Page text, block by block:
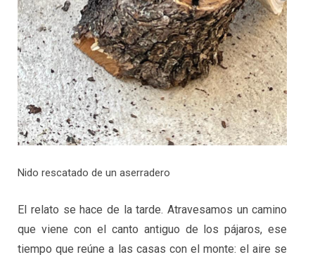
Nido rescatado de un aserradero
El relato se hace de la tarde. Atravesamos un camino
que viene con el canto antiguo de los pájaros, ese
tiempo que reúne a las casas con el monte: el aire se